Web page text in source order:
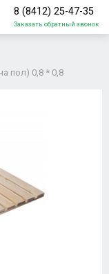
8 (8412) 25-47-35
Заказать обратный звонок
пол) 0,8 * 0,8